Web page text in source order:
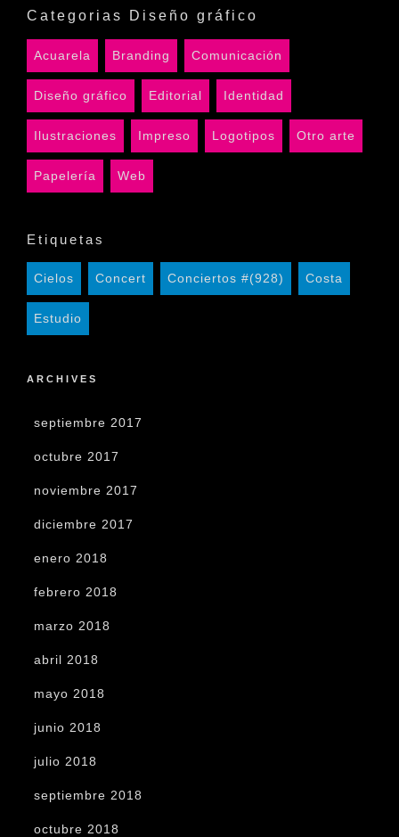
Categorias Diseño gráfico
Acuarela Branding Comunicación
Diseño gráfico Editorial Identidad
Ilustraciones Impreso Logotipos Otro arte
Papelería Web
Etiquetas
Cielos Concert Conciertos #(928) Costa
Estudio
ARCHIVES
septiembre 2017
octubre 2017
noviembre 2017
diciembre 2017
enero 2018
febrero 2018
marzo 2018
abril 2018
mayo 2018
junio 2018
julio 2018
septiembre 2018
octubre 2018